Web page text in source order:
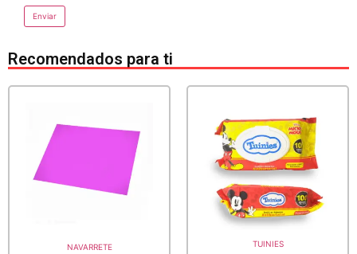
Recomendados para ti
NAVARRETE TUINIES